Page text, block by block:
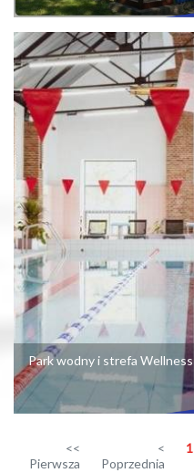
Park wodny i strefa Wellness
<<
Pierwsza
<
Poprzednia
1